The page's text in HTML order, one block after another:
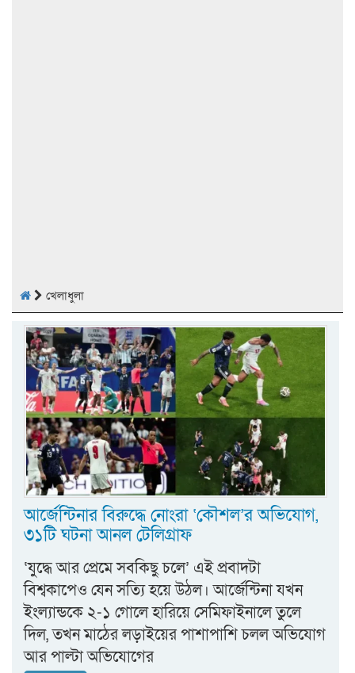
খেলাধুলা
আর্জেন্টিনার বিরুদ্ধে নোংরা ‘কৌশল’র অভিযোগ,
৩১টি ঘটনা আনল টেলিগ্রাফ
‘যুদ্ধে আর প্রেমে সবকিছু চলে’ এই প্রবাদটা
বিশ্বকাপেও যেন সত্যি হয়ে উঠল। আর্জেন্টিনা যখন
ইংল্যান্ডকে ২-১ গোলে হারিয়ে সেমিফাইনালে তুলে
দিল, তখন মাঠের লড়াইয়ের পাশাপাশি চলল অভিযোগ
আর পাল্টা অভিযোগের